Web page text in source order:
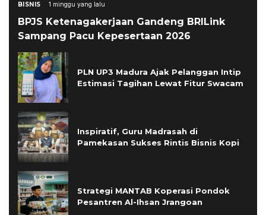
BISNIS 1 minggu yang lalu
BPJS Ketenagakerjaan Gandeng BRILink
Sampang Pacu Kepesertaan 2026
PLN UP3 Madura Ajak Pelanggan Intip
Estimasi Tagihan Lewat Fitur Swacam
Inspiratif, Guru Madrasah di
Pamekasan Sukses Rintis Bisnis Kopi
Strategi MANTAB Koperasi Pondok
Pesantren Al-Ihsan Jrangoan